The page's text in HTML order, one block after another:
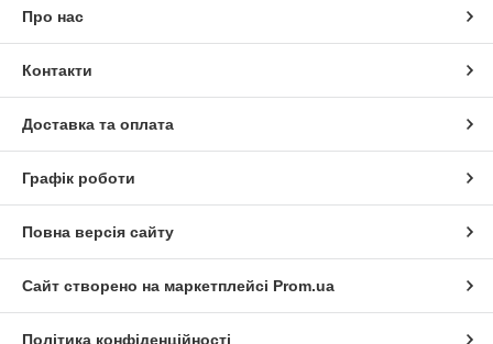
Про нас
Контакти
Доставка та оплата
Графік роботи
Повна версія сайту
Сайт створено на маркетплейсі Prom.ua
Політика конфіденційності